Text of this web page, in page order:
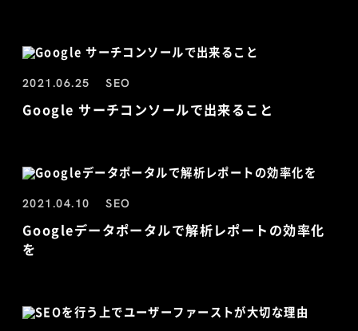
2021.06.25 SEO
Google サーチコンソールで出来ること
2021.04.10 SEO
Googleデータポータルで解析レポートの効率化
を